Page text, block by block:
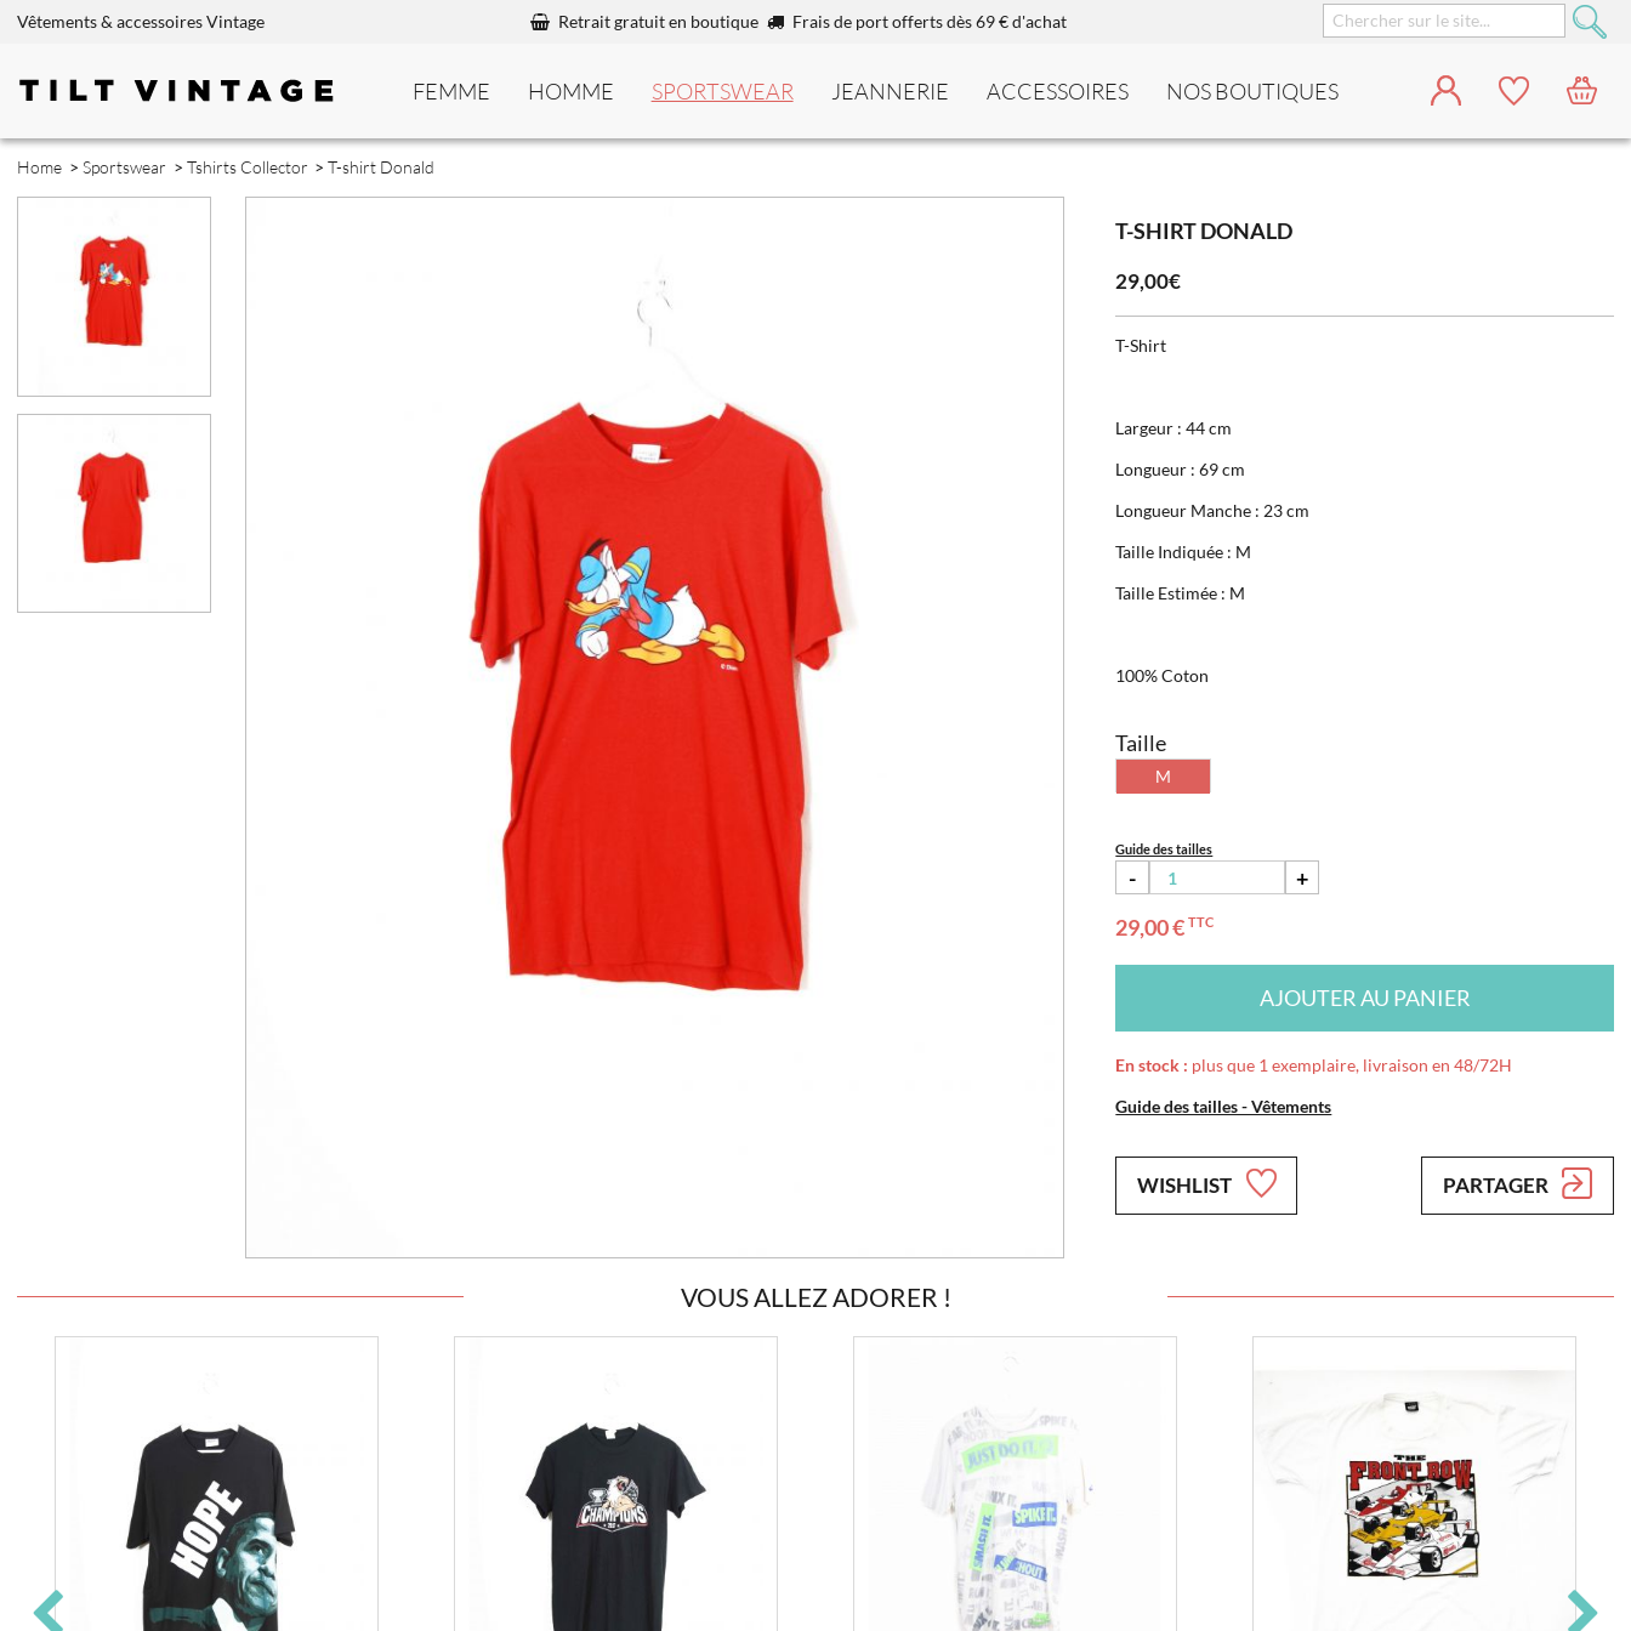
Vêtements & accessoires Vintage Retrait gratuit en boutique Frais de port offerts dès 69 € d'achat
FEMME HOMME SPORTSWEAR JEANNERIE ACCESSOIRES NOS BOUTIQUES
Home > Sportswear > Tshirts Collector >T-shirt Donald
T-SHIRT DONALD
29,00€
T-Shirt
Largeur : 44 cm
Longueur : 69 cm
Longueur Manche : 23 cm
Taille Indiquée : M
Taille Estimée : M
100% Coton
Taille
M
Guide des tailles
-
+
29,00 €TTC
AJOUTER AU PANIER
En stock : plus que 1 exemplaire, livraison en 48/72H
Guide des tailles - Vêtements
WISHLIST PARTAGER
VOUS ALLEZ ADORER !